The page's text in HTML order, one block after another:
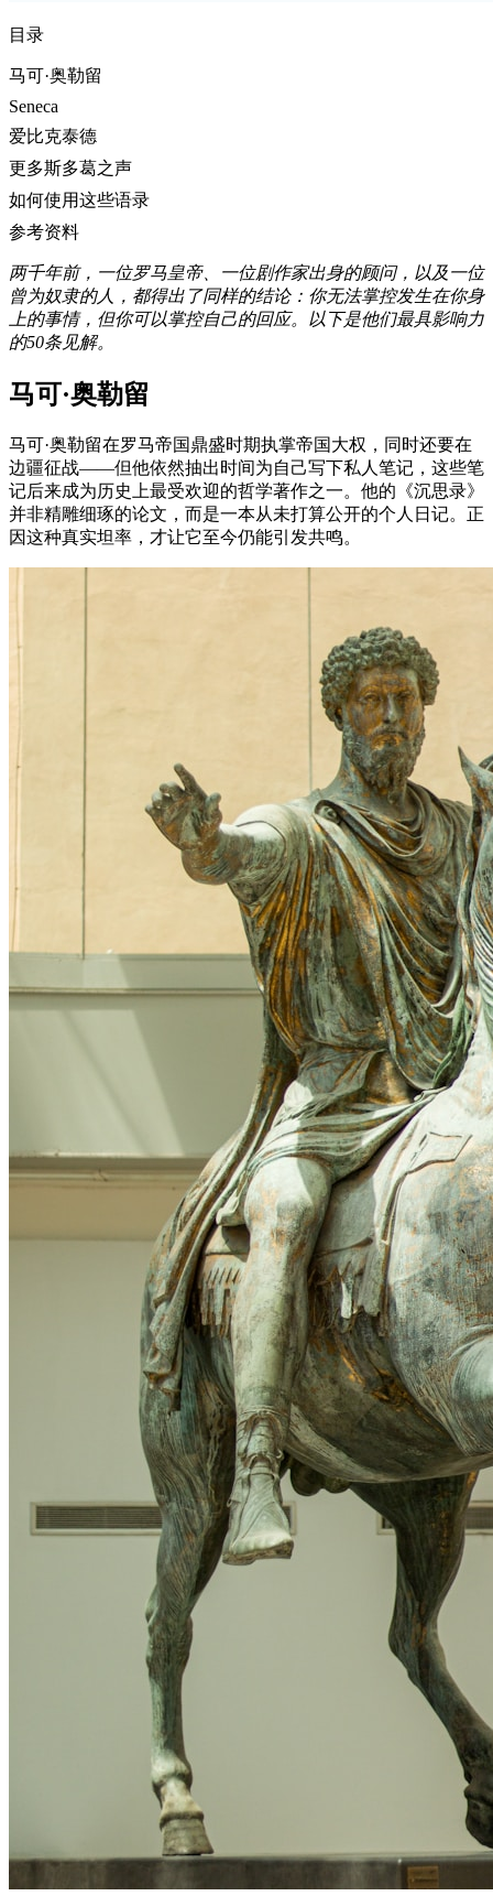
目录
马可·奥勒留
Seneca
爱比克泰德
更多斯多葛之声
如何使用这些语录
参考资料
两千年前，一位罗马皇帝、一位剧作家出身的顾问，以及一位
曾为奴隶的人，都得出了同样的结论：你无法掌控发生在你身
上的事情，但你可以掌控自己的回应。以下是他们最具影响力
的50条见解。
马可·奥勒留
马可·奥勒留在罗马帝国鼎盛时期执掌帝国大权，同时还要在
边疆征战——但他依然抽出时间为自己写下私人笔记，这些笔
记后来成为历史上最受欢迎的哲学著作之一。他的《沉思录》
并非精雕细琢的论文，而是一本从未打算公开的个人日记。正
因这种真实坦率，才让它至今仍能引发共鸣。